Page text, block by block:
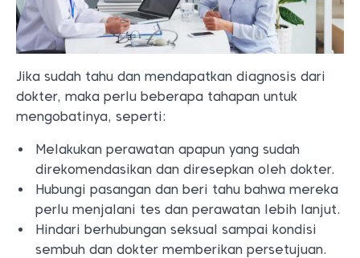
Jika sudah tahu dan mendapatkan diagnosis dari
dokter, maka perlu beberapa tahapan untuk
mengobatinya, seperti:
Melakukan perawatan apapun yang sudah
direkomendasikan dan diresepkan oleh dokter.
Hubungi pasangan dan beri tahu bahwa mereka
perlu menjalani tes dan perawatan lebih lanjut.
Hindari berhubungan seksual sampai kondisi
sembuh dan dokter memberikan persetujuan.